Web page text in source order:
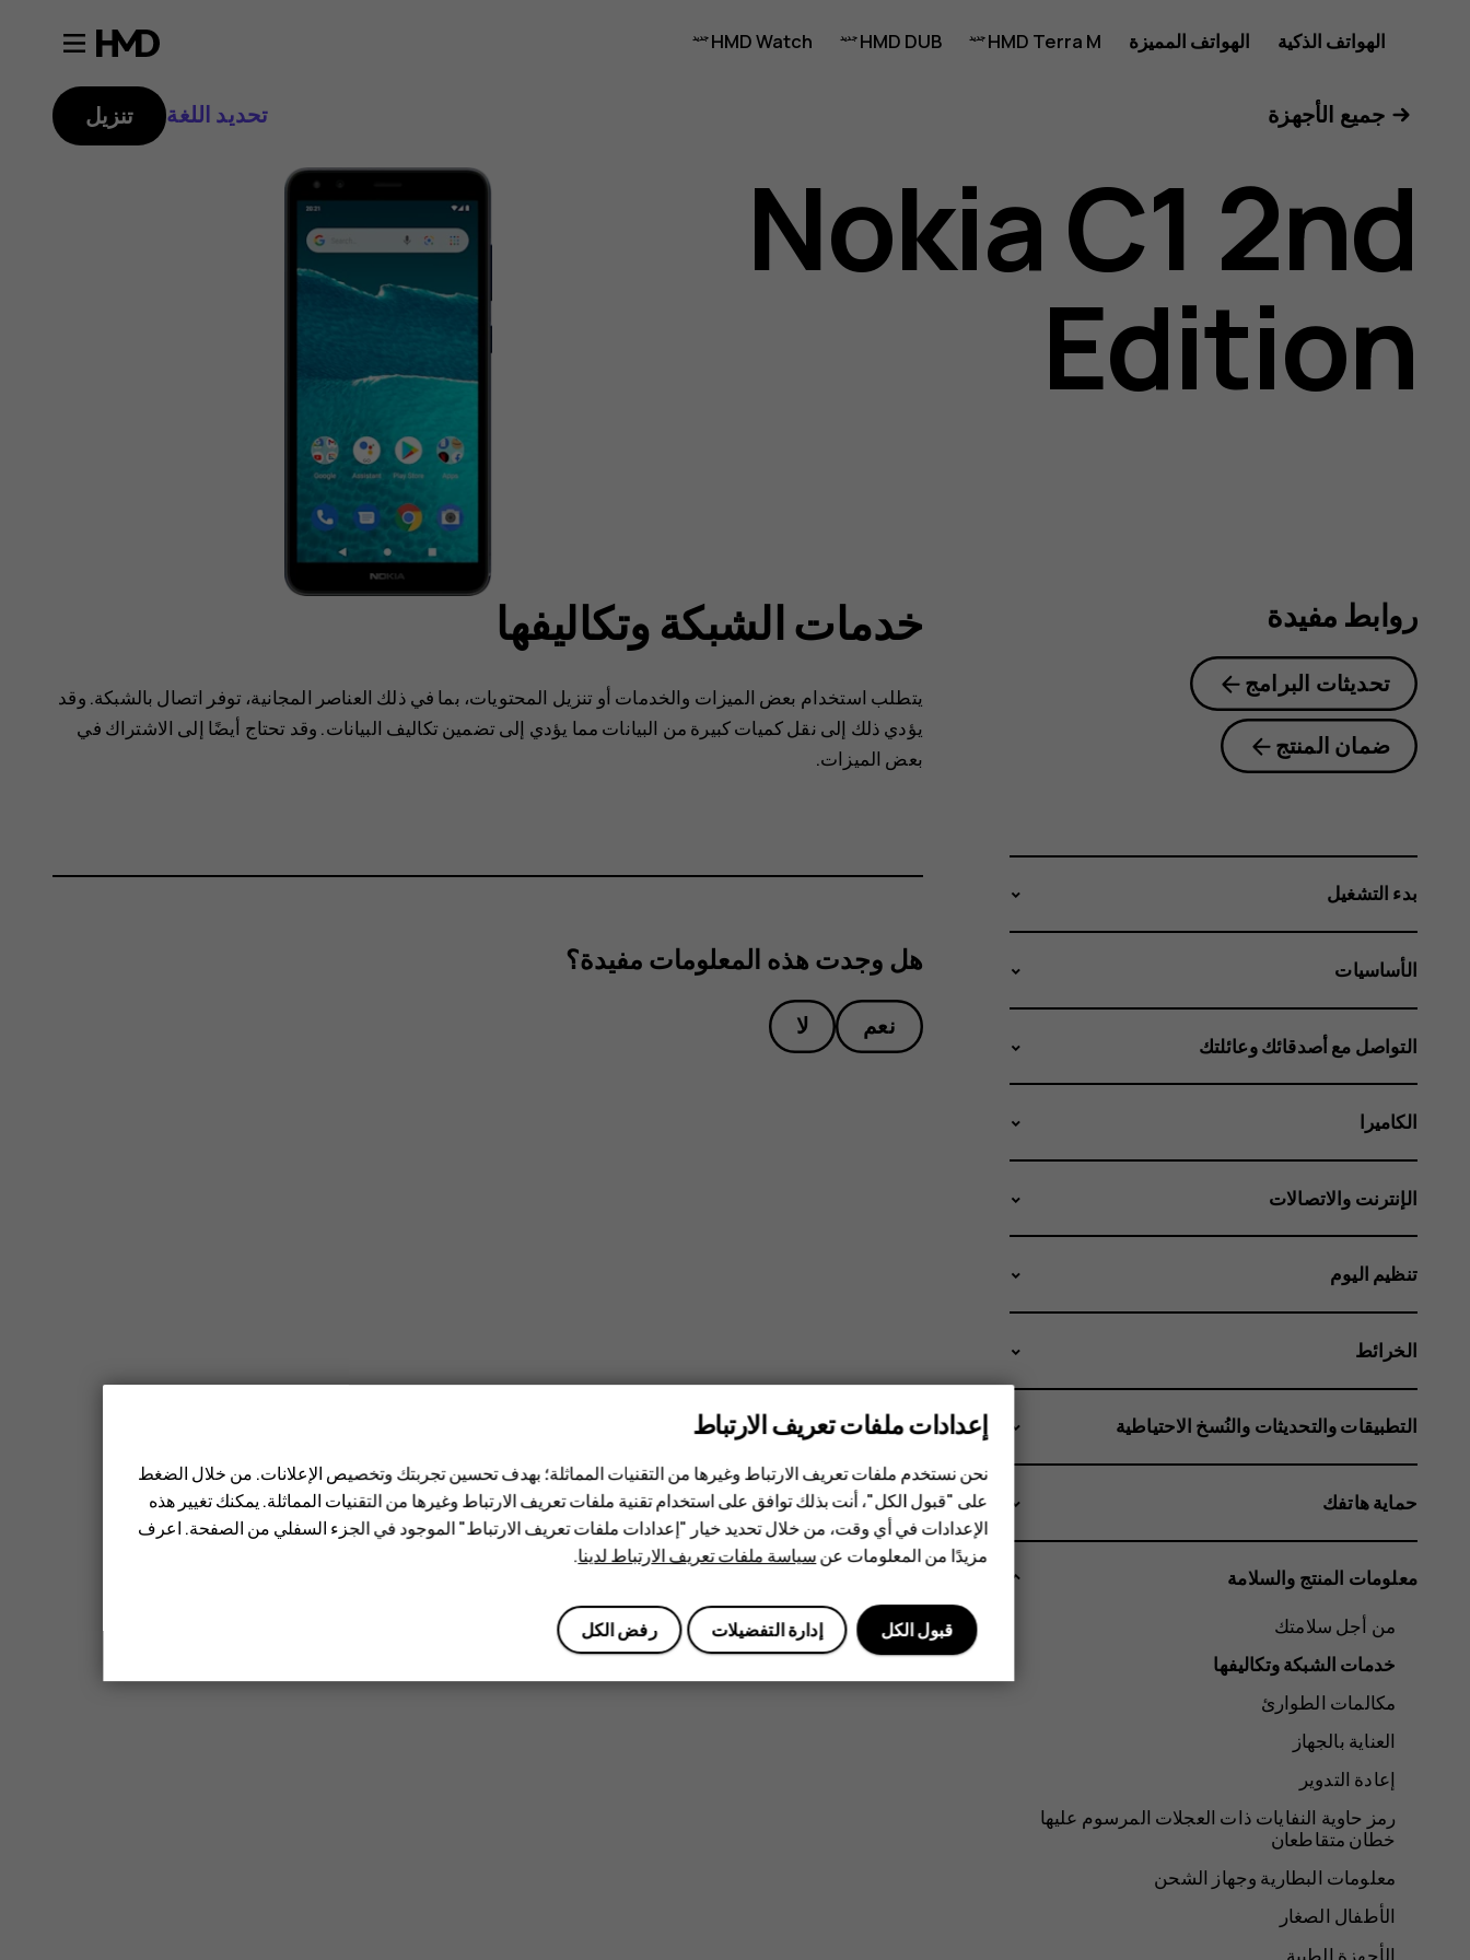
دليل
مستخدم
Nokia
C1
Edition
الهواتف الذكية الهواتف المميزة HMD Terra M
HMD DUB
HMD Watch
جميع الأجهزة تحديد اللغة تنزيل
Nokia C1 2nd
Edition
خدمات الشبكة وتكاليفها
يتطلب استخدام بعض الميزات والخدمات أو تنزيل المحتويات، بما في ذلك العناصر المجانية، توفر اتصال بالشبكة. وقد
يؤدي ذلك إلى نقل كميات كبيرة من البيانات مما يؤدي إلى تضمين تكاليف البيانات. وقد تحتاج أيضًا إلى الاشتراك في
بعض الميزات.
هل وجدت هذه المعلومات مفيدة؟
نعم لا
روابط مفيدة
تحديثات البرامج
ضمان المنتج
بدء التشغيل
الأساسيات
التواصل مع أصدقائك وعائلتك
الكاميرا
الإنترنت والاتصالات
تنظيم اليوم
الخرائط
التطبيقات والتحديثات والنُسخ الاحتياطية
حماية هاتفك
معلومات المنتج والسلامة
من أجل سلامتك
خدمات الشبكة وتكاليفها
مكالمات الطوارئ
العناية بالجهاز
إعادة التدوير
رمز حاوية النفايات ذات العجلات المرسوم عليها
خطان متقاطعان
معلومات البطارية وجهاز الشحن
الأطفال الصغار
الأجهزة الطبية
إعدادات ملفات تعريف الارتباط
نحن نستخدم ملفات تعريف الارتباط وغيرها من التقنيات المماثلة؛ بهدف تحسين تجربتك وتخصيص الإعلانات. من خلال الضغط
على "قبول الكل"، أنت بذلك توافق على استخدام تقنية ملفات تعريف الارتباط وغيرها من التقنيات المماثلة. يمكنك تغيير هذه
الإعدادات في أي وقت، من خلال تحديد خيار "إعدادات ملفات تعريف الارتباط" الموجود في الجزء السفلي من الصفحة. اعرف
مزيدًا من المعلومات عنسياسة ملفات تعريف الارتباط لدينا.
رفض الكل إدارة التفضيلات قبول الكل